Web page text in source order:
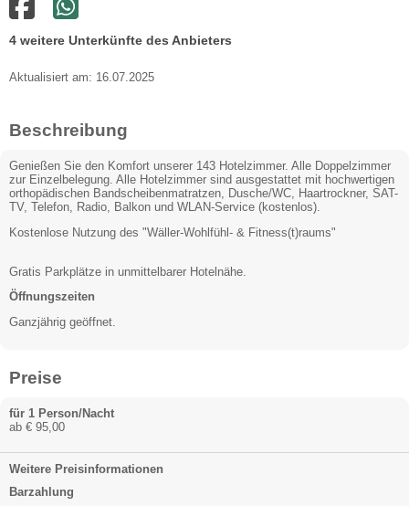
4 weitere Unterkünfte des Anbieters
Aktualisiert am: 16.07.2025
Beschreibung
Genießen Sie den Komfort unserer 143 Hotelzimmer. Alle Doppelzimmer
zur Einzelbelegung. Alle Hotelzimmer sind ausgestattet mit hochwertigen
orthopädischen Bandscheibenmatratzen, Dusche/WC, Haartrockner, SAT-
TV, Telefon, Radio, Balkon und WLAN-Service (kostenlos).
Kostenlose Nutzung des "Wäller-Wohlfühl- & Fitness(t)raums"
Gratis Parkplätze in unmittelbarer Hotelnähe.
Öffnungszeiten
Ganzjährig geöffnet.
Preise
für 1 Person/Nacht
ab € 95,00
Weitere Preisinformationen
Barzahlung